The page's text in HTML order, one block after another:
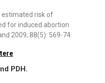
estimated risk of
for induced abortion
2009; 88(5): 569-74.
PDH.